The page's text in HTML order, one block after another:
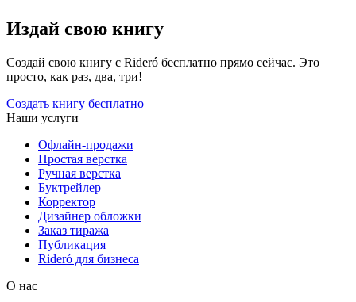
Издай свою книгу
Создай свою книгу с Rideró бесплатно прямо сейчас. Это
просто, как раз, два, три!
Создать книгу бесплатно
Наши услуги
Офлайн-продажи
Простая верстка
Ручная верстка
Буктрейлер
Корректор
Дизайнер обложки
Заказ тиража
Публикация
Rideró для бизнеса
О нас